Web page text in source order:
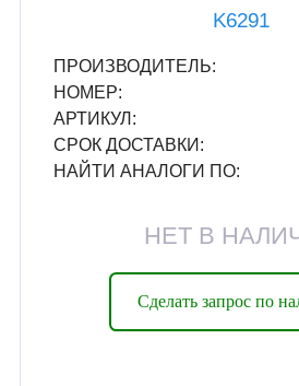
K6291
ПРОИЗВОДИТЕЛЬ:
НОМЕР:
АРТИКУЛ:
СРОК ДОСТАВКИ:
НАЙТИ АНАЛОГИ ПО:
НЕТ В
Сделать запрос по